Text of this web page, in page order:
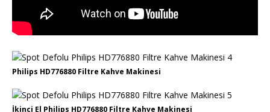
Philips HD776880 Filtre Kahve Makinesi
İkinci El Philips HD776880 Filtre Kahve Makinesi